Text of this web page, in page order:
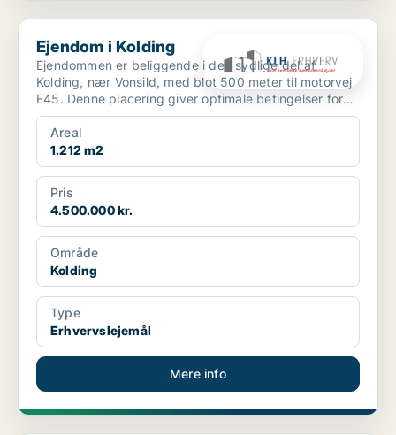
Ejendom i Kolding
Ejendom i Kolding
Ejendommen er beliggende i den sydlige del af
Kolding, nær Vonsild, med blot 500 meter til motorvej
E45. Denne placering giver optimale betingelser for
både ...
Areal
1.212 m2
Pris
4.500.000 kr.
Område
Kolding
Type
Erhvervslejemål
Mere info